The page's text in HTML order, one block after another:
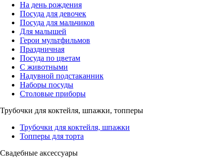
На день рождения
Посуда для девочек
Посуда для мальчиков
Для малышей
Герои мультфильмов
Праздничная
Посуда по цветам
С животными
Надувной подстаканник
Наборы посуды
Столовые приборы
Трубочки для коктейля, шпажки, топперы
Трубочки для коктейля, шпажки
Топперы для торта
Свадебные аксессуары